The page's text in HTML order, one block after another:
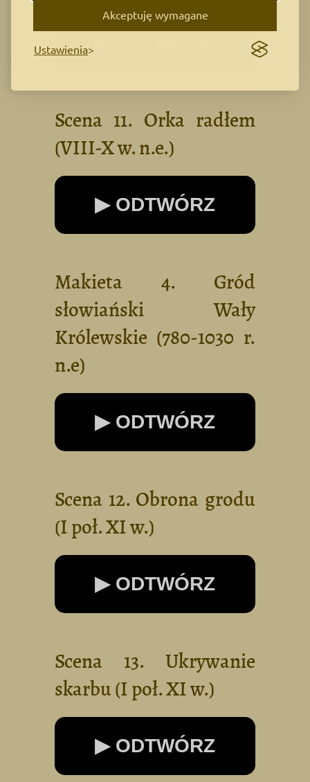
Akceptuję wymagane
Ustawienia
Scena 11. Orka radłem
(VIII-X w. n.e.)
▶ ODTWÓRZ
Makieta 4. Gród
słowiański Wały
Królewskie (780-1030 r.
n.e)
▶ ODTWÓRZ
Scena 12. Obrona grodu
(I poł. XI w.)
▶ ODTWÓRZ
Scena 13. Ukrywanie
skarbu (I poł. XI w.)
▶ ODTWÓRZ